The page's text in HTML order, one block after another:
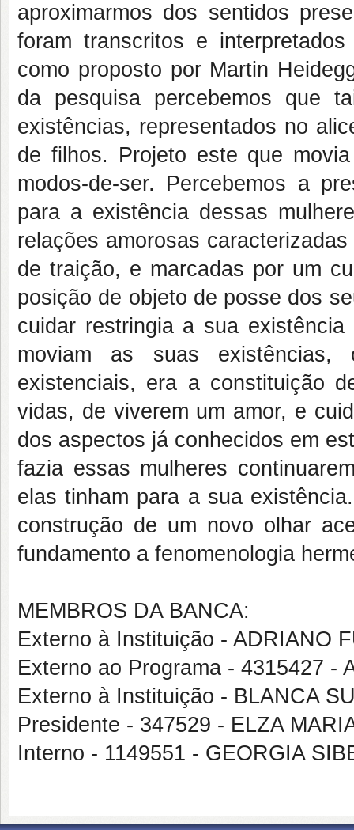
aproximarmos dos sentidos
foram transcritos e
como proposto por Martin
da pesquisa percebemos que
existências, representados no
de filhos. Projeto este que
modos-de-ser. Percebemos a
para a existência dessas
relações amorosas
de traição, e marcadas por um
posição de objeto de posse dos
cuidar restringia a sua
moviam as suas
existenciais, era a constituição
vidas, de viverem um amor, e
dos aspectos já conhecidos em
fazia essas mulheres
elas tinham para a sua
construção de um novo olhar
fundamento a fenomenologia
MEMBROS DA BANCA:
Externo à Instituição - ADRIANO
Externo ao Programa - 4315427 -
Externo à Instituição - BLANCA
Presidente - 347529 - ELZA
Interno - 1149551 - GEORGIA